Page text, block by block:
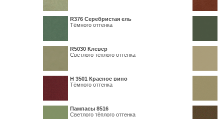
R376 Серебристая ель
Тёмного оттенка
R5030 Клевер
Светлого тёплого оттенка
Н 3501 Красное вино
Тёмного оттенка
Пампасы 8516
Светлого тёплого оттенка